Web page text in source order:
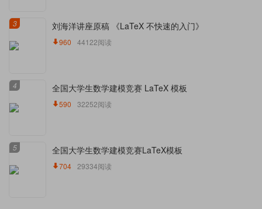
3 刘海洋讲座原稿 《LaTeX 不快速的入门》
960 44122阅读
4 全国大学生数学建模竞赛 LaTeX 模板
590 32252阅读
5 全国大学生数学建模竞赛LaTeX模板
704 29334阅读